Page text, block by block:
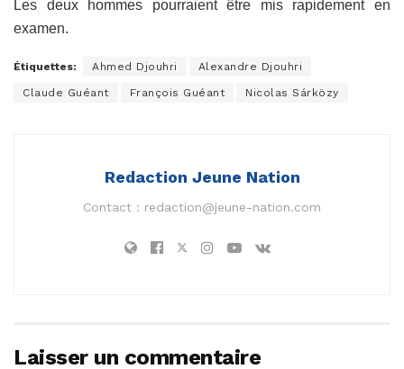
Les deux hommes pourraient être mis rapidement en
examen.
Étiquettes: Ahmed Djouhri Alexandre Djouhri
Claude Guéant François Guéant Nicolas Sárközy
Redaction Jeune Nation
Contact : redaction@jeune-nation.com
Laisser un commentaire